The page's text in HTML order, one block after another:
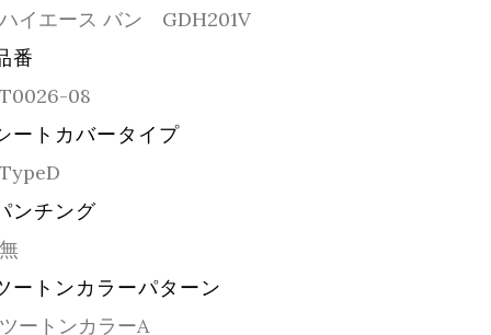
ハイエース バン GDH201V
番
T0026-08
ートカバータイプ
TypeD
ンチング
無
ートンカラーパターン
ツートンカラーA